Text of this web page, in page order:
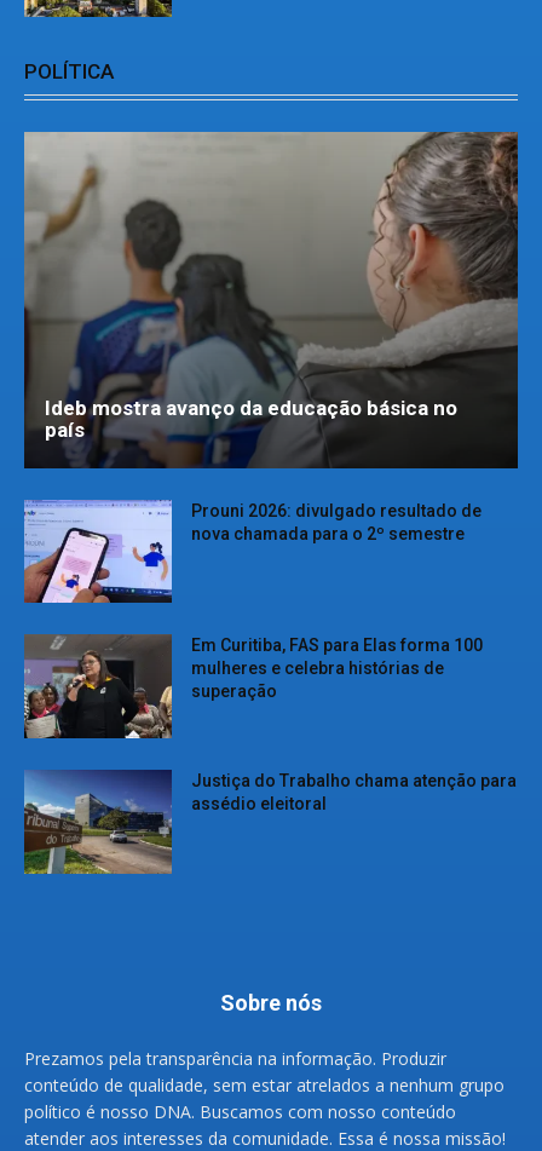
POLÍTICA
Ideb mostra avanço da educação básica no
país
Prouni 2026: divulgado resultado de
nova chamada para o 2º semestre
Em Curitiba, FAS para Elas forma 100
mulheres e celebra histórias de
superação
Justiça do Trabalho chama atenção para
assédio eleitoral
Sobre nós
Prezamos pela transparência na informação. Produzir
conteúdo de qualidade, sem estar atrelados a nenhum grupo
político é nosso DNA. Buscamos com nosso conteúdo
atender aos interesses da comunidade. Essa é nossa missão!